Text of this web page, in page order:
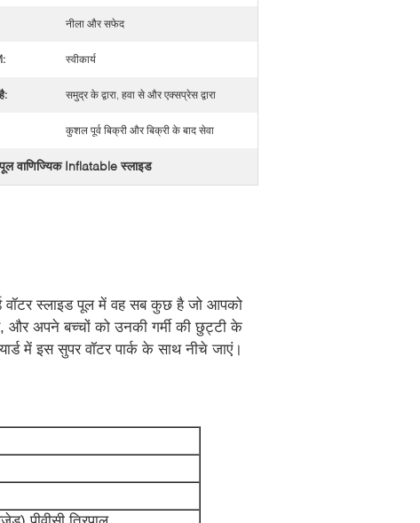
नीला और सफेद
स्वीकार्य
समुद्र के द्वारा, हवा से और एक्सप्रेस द्वारा
कुशल पूर्व बिक्री और बिक्री के बाद सेवा
वाणिज्यिक Inflatable स्लाइड
वॉटर स्लाइड पूल में वह सब कुछ है जो आपको
और अपने बच्चों को उनकी गर्मी की छुट्टी के
में इस सुपर वॉटर पार्क के साथ नीचे जाएं।